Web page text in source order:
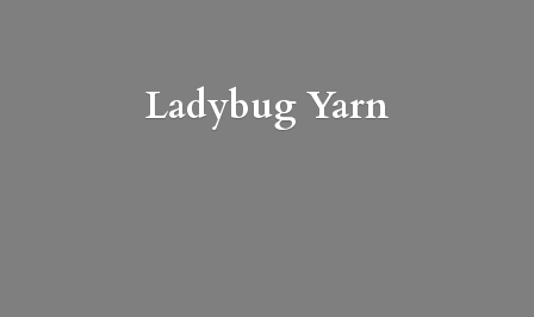
Ladybug Yarn